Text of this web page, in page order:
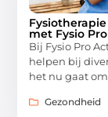
met Fysio
Bij Fysio Pro
helpen bij
het nu gaat
Gezondheid